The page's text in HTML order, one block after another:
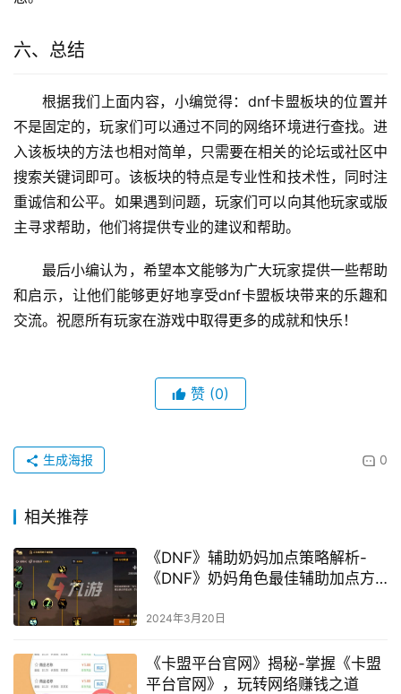
六、总结
根据我们上面内容，小编觉得：dnf卡盟板块的位置并
不是固定的，玩家们可以通过不同的网络环境进行查找。进
入该板块的方法也相对简单，只需要在相关的论坛或社区中
搜索关键词即可。该板块的特点是专业性和技术性，同时注
重诚信和公平。如果遇到问题，玩家们可以向其他玩家或版
主寻求帮助，他们将提供专业的建议和帮助。
最后小编认为，希望本文能够为广大玩家提供一些帮助
和启示，让他们能够更好地享受dnf卡盟板块带来的乐趣和
交流。祝愿所有玩家在游戏中取得更多的成就和快乐！
赞 (0)
0
生成海报
相关推荐
《DNF》辅助奶妈加点策略解析-
《DNF》奶妈角色最佳辅助加点方
2024年3月20日
《卡盟平台官网》揭秘-掌握《卡盟
平台官网》，玩转网络赚钱之道